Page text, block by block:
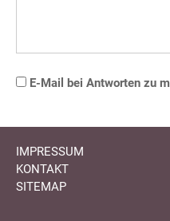
E-Mail bei Antworten zu
IMPRESSUM
KONTAKT
SITEMAP